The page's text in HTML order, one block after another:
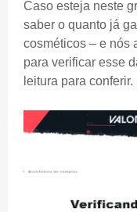
Caso esteja neste
saber o quanto já
cosméticos – e nós
para verificar esse
leitura para conferir.